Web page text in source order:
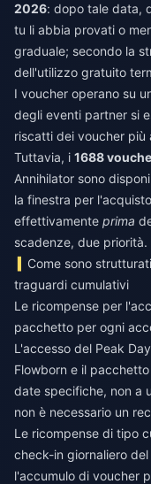
2026: dopo tale data,
tu li abbia provati o
graduale; secondo la
dell'utilizzo gratuito
I voucher operano su
degli eventi partner si
riscatti dei voucher più
Tuttavia, i 1688
Annihilator sono
la finestra per
effettivamente prima
scadenze, due priorità.
Come sono
traguardi cumulativi
Le ricompense per
pacchetto per ogni
L'accesso del Peak
Flowborn e il
date specifiche, non a
non è necessario un
Le ricompense di tipo
check-in giornaliero
l'accumulo di voucher